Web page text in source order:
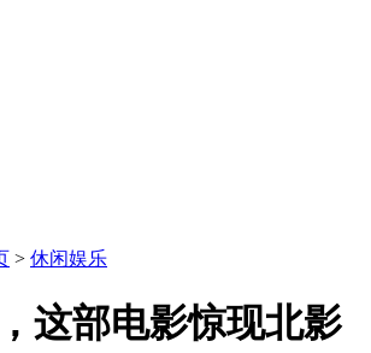
> 休闲娱乐
这部电影惊现北影